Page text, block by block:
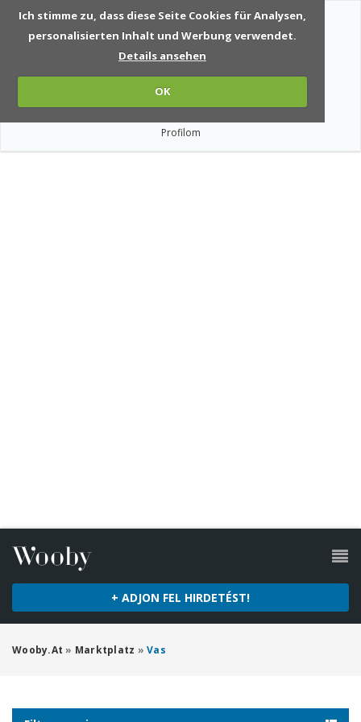
Ich stimme zu, dass diese Seite Cookies für Analysen,
personalisierten Inhalt und Werbung verwendet.
Details ansehen
OK
Profilom
+ ADJON FEL HIRDETÉST!
Wooby.at » Marktplatz » Vas